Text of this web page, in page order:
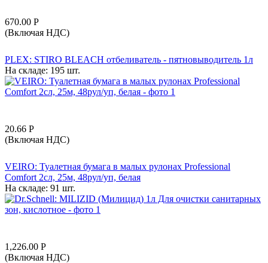
670.00 Р
(Включая НДС)
PLEX: STIRO BLEACH отбеливатель - пятновыводитель 1л
На складе: 195 шт.
20.66 Р
(Включая НДС)
VEIRO: Туалетная бумага в малых рулонах Professional
Comfort 2сл, 25м, 48рул/уп, белая
На складе: 91 шт.
1,226.00 Р
(Включая НДС)